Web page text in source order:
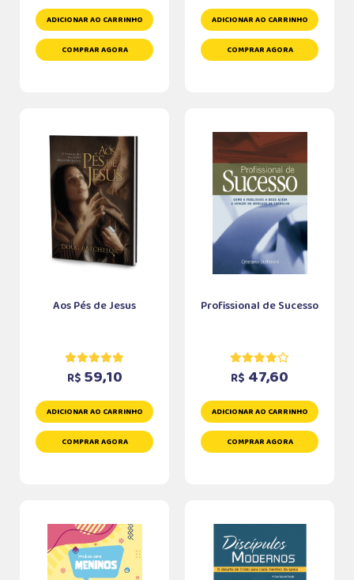
ADICIONAR AO CARRINHO
COMPRAR AGORA
ADICIONAR AO CARRINHO
COMPRAR AGORA
Aos Pés de Jesus
R$ 59,10
ADICIONAR AO CARRINHO
COMPRAR AGORA
Profissional de Sucesso
R$ 47,60
ADICIONAR AO CARRINHO
COMPRAR AGORA